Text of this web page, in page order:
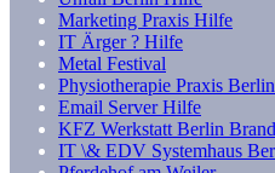
Marketing Praxis Hilfe
IT Ärger ? Hilfe
Metal Festival
Physiotherapie Praxis
Email Server Hilfe
KFZ Werkstatt Berlin
IT \& EDV Systemhaus